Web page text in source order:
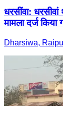
धरसींवा: धरसीवां
मामला दर्ज किया
Dharsiwa,